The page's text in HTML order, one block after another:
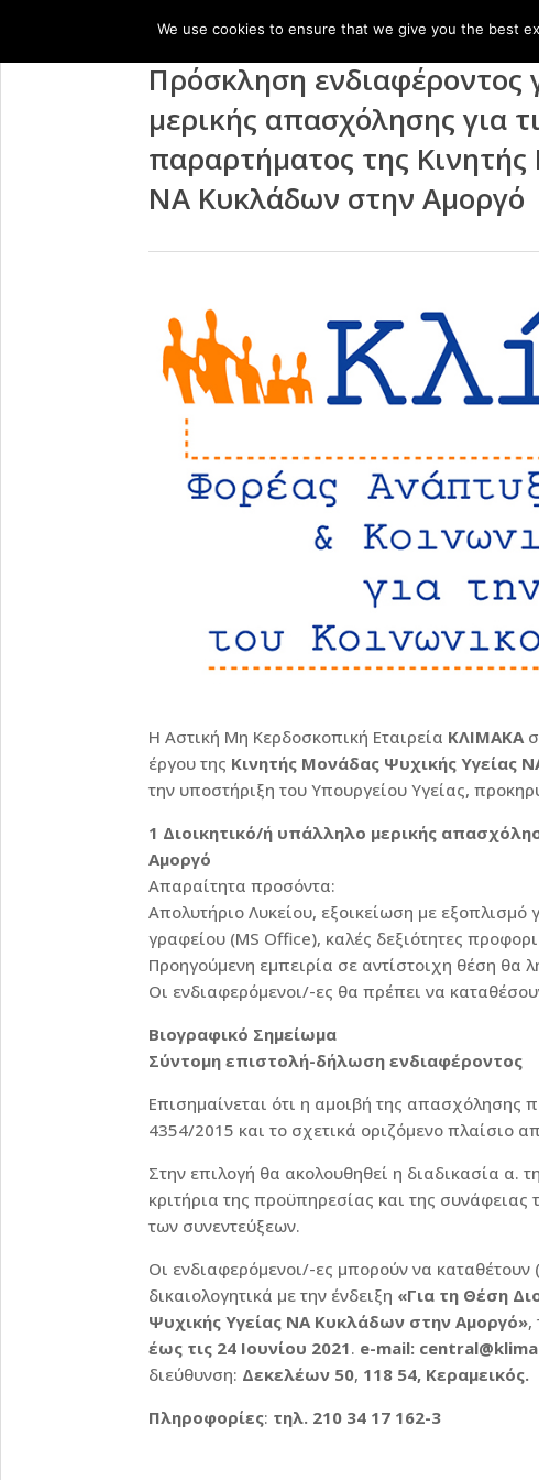
Πρόσκληση ενδιαφέροντος
μερικής απασχόλησης για
παραρτήματος της
ΝΑ Κυκλάδων στην Αμοργό
Η Αστική Μη Κερδοσκοπική Εταιρεία ΚΛΙΜΑΚΑ
έργου της Κινητής Μονάδας Ψυχικής Υγείας
την υποστήριξη του Υπουργείου Υγείας,
1 Διοικητικό/ή υπάλληλο μερικής
Αμοργό
Απαραίτητα προσόντα:
Απολυτήριο Λυκείου, εξοικείωση με εξοπλισμό
γραφείου (MS Office), καλές δεξιότητες
Προηγούμενη εμπειρία σε αντίστοιχη θέση θα
Οι ενδιαφερόμενοι/-ες θα πρέπει να
Βιογραφικό Σημείωμα
Σύντομη επιστολή-δήλωση ενδιαφέροντος
Επισημαίνεται ότι η αμοιβή της απασχόλησης
4354/2015 και το σχετικά οριζόμενο πλαίσιο
Στην επιλογή θα ακολουθηθεί η διαδικασία α.
κριτήρια της προϋπηρεσίας και της
των συνεντεύξεων.
Οι ενδιαφερόμενοι/-ες μπορούν να
δικαιολογητικά με την ένδειξη «Για τη Θέση
Ψυχικής Υγείας ΝΑ Κυκλάδων στην Αμοργό»,
έως τις 24 Ιουνίου 2021. e-mail:
διεύθυνση: Δεκελέων 50, 118 54, Κεραμεικός.
Πληροφορίες: τηλ. 210 34 17 162-3
We use cookies to ensure that we give you the best